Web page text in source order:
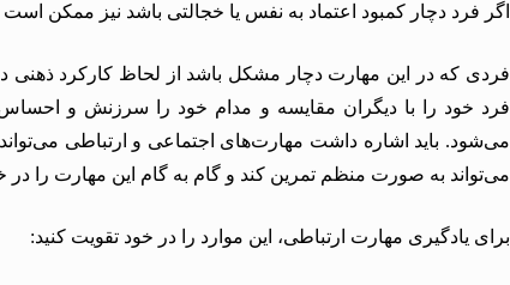
اگر فرد دچار کمبود اعتماد به نفس یا خجالتی باشد نیز ممکن
فردی که در این مهارت دچار مشکل باشد از لحاظ کارکرد
فرد خود را با دیگران مقایسه و مدام خود را سرزنش و احساس
می‌شود. باید اشاره داشت مهارت‌های اجتماعی و ارتباطی
می‌تواند به صورت منظم تمرین کند و گام به گام این مهارت را در
برای یادگیری مهارت ارتباطی، این موارد را در خود تقویت کنید: